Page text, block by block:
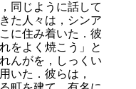
同じように話して
た人々は，シンア
に住み着いた．彼
をよく焼こう」と
んがを，しっくい
いた．彼らは，